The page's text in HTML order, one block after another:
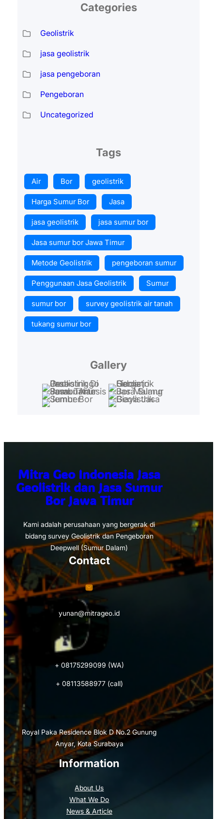
Categories
Geolistrik
jasa geolistrik
jasa pengeboran
Pengeboran
Uncategorized
Tags
Air Bor geolistrik
Harga Sumur Bor Jasa
jasa geolistrik jasa sumur bor
Jasa sumur bor Jawa Timur
Metode Geolistrik pengeboran sumur
Penggunaan Jasa Geolistrik Sumur
sumur bor survey geolistrik air tanah
tukang sumur bor
Gallery
Mitra Geo Indonesia Jasa
Geolistrik dan Jasa Sumur
Bor Jawa Timur
Kami adalah perusahaan yang bergerak di
bidang survey Geolistrik dan Pengeboran
Deepwell (Sumur Dalam)
Information
About Us
What We Do
News & Article
Contact
yunan@mitrageo.id
+ 08175299099 (WA)
+ 08113588977 (call)
Royal Paka Residence Blok D No.2 Gunung
Anyar, Kota Surabaya